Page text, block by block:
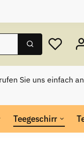
Sie uns einfach
Teegeschirr